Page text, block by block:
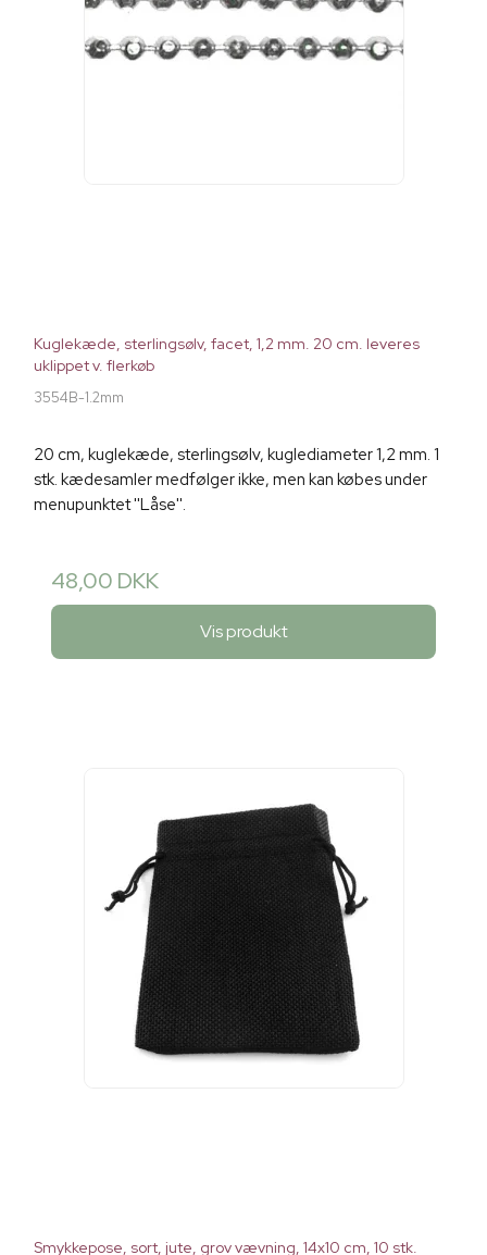
Kuglekæde, sterlingsølv, facet, 1,2 mm. 20 cm. leveres
uklippet v. flerkøb
3554B-1.2mm
20 cm, kuglekæde, sterlingsølv, kuglediameter 1,2 mm. 1
stk. kædesamler medfølger ikke, men kan købes under
menupunktet ''Låse''.
48,00 DKK
Vis produkt
Smykkepose, sort, jute, grov vævning, 14x10 cm, 10 stk.